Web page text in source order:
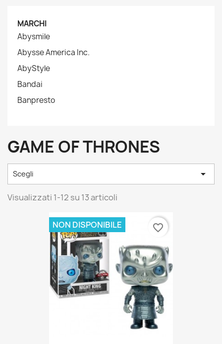
MARCHI
Abysmile
Abysse America Inc.
AbyStyle
Bandai
Banpresto
GAME OF THRONES
Scegli 
Visualizzati 1-12 su 13 articoli
NON DISPONIBILE favorite_border